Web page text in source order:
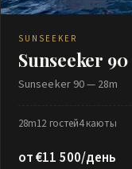
SUNSEEKER
Sunseeker 90
Sunseeker 90 — 28m
28m12 гостей4 каюты
от €11 500/день